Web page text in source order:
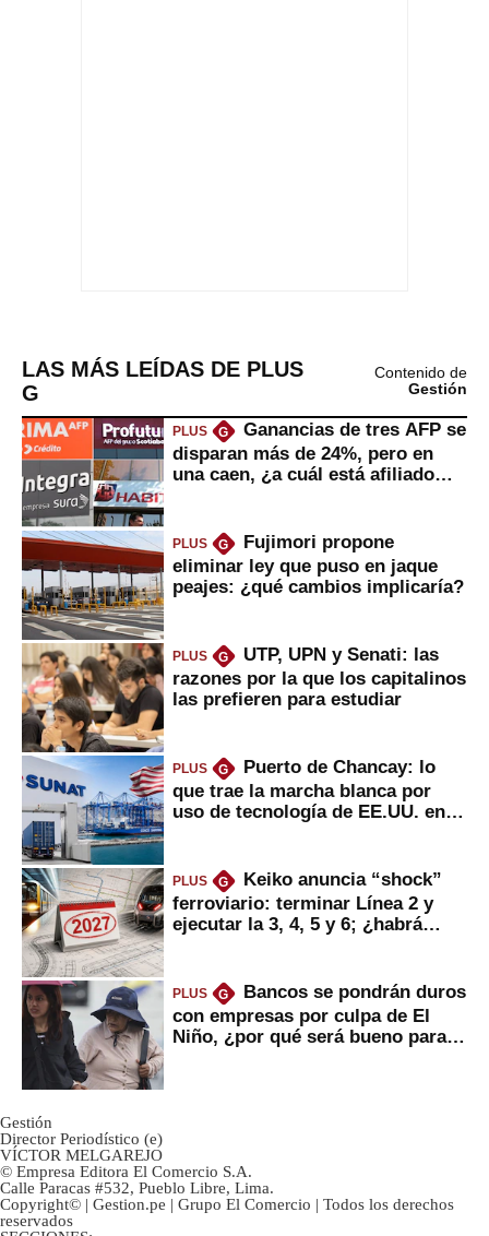
LAS MÁS LEÍDAS DE PLUS
G
Contenido de
Gestión
PLUS G
Ganancias de tres AFP se
disparan más de 24%, pero en
una caen, ¿a cuál está afiliado
PLUS G
Fujimori propone
eliminar ley que puso en jaque
peajes: ¿qué cambios implicaría?
PLUS G
UTP, UPN y Senati: las
razones por la que los capitalinos
las prefieren para estudiar
PLUS G
Puerto de Chancay: lo
que trae la marcha blanca por
uso de tecnología de EE.UU. en
PLUS G
Keiko anuncia “shock”
ferroviario: terminar Línea 2 y
ejecutar la 3, 4, 5 y 6; ¿habrá
PLUS G
Bancos se pondrán duros
con empresas por culpa de El
Niño, ¿por qué será bueno para
Gestión
Director Periodístico (e)
VÍCTOR MELGAREJO
© Empresa Editora El Comercio S.A.
Calle Paracas #532, Pueblo Libre, Lima.
Copyright© | Gestion.pe | Grupo El Comercio | Todos los derechos
reservados